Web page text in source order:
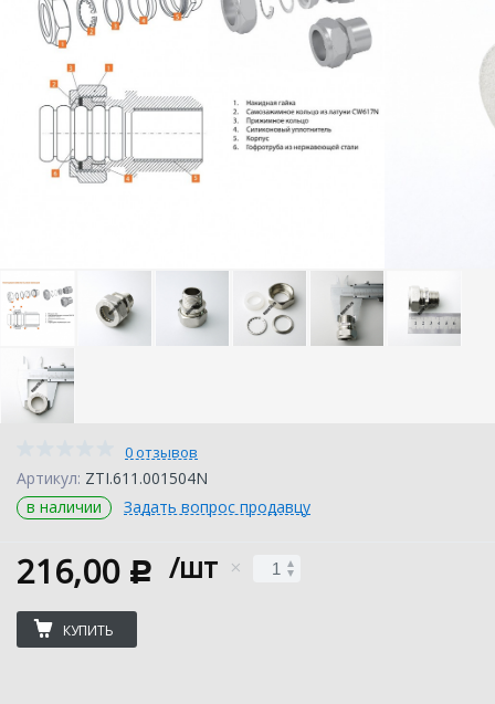
0 отзывов
Артикул: ZTI.611.001504N
в наличии
Задать вопрос продавцу
216,00 c /шт
КУПИТЬ